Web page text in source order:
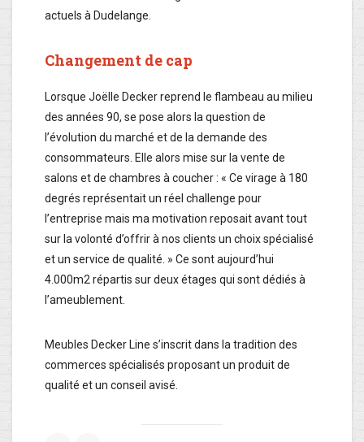
actuels à Dudelange.
Changement de cap
Lorsque Joëlle Decker reprend le flambeau au milieu
des années 90, se pose alors la question de
l’évolution du marché et de la demande des
consommateurs. Elle alors mise sur la vente de
salons et de chambres à coucher : « Ce virage à 180
degrés représentait un réel challenge pour
l’entreprise mais ma motivation reposait avant tout
sur la volonté d’offrir à nos clients un choix spécialisé
et un service de qualité. » Ce sont aujourd’hui
4.000m2 répartis sur deux étages qui sont dédiés à
l’ameublement.
Meubles Decker Line s’inscrit dans la tradition des
commerces spécialisés proposant un produit de
qualité et un conseil avisé.